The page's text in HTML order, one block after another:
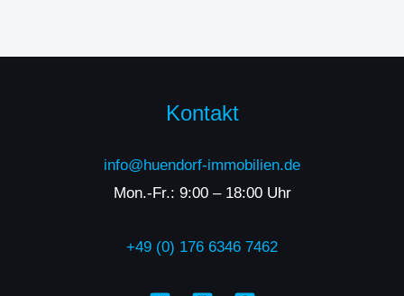
Kontakt
info@huendorf-immobilien.de
Mon.-Fr.: 9:00 – 18:00 Uhr
+49 (0) 176 6346 7462